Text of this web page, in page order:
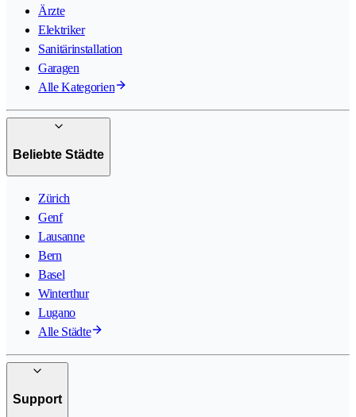
Ärzte
Elektriker
Sanitärinstallation
Garagen
Alle Kategorien
Beliebte Städte
Zürich
Genf
Lausanne
Bern
Basel
Winterthur
Lugano
Alle Städte
Support